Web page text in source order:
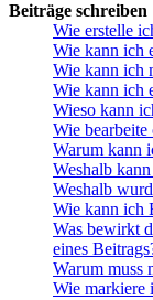
Beiträge schreiben
Wie erstelle
Wie kann ich
Wie kann ich
Wie kann ich
Wieso kann
Wie
Warum kann
Weshalb
Weshalb
Wie kann ich
Was bewirkt
eines
Warum muss
Wie markiere